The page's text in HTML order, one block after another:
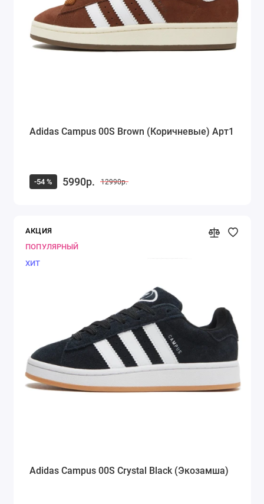
Кроссовки Saucony
Кроссовки Puma
Adidas Campus 00S Brown (Коричневые) Арт1
-54 % 5990р. 12990р.
АКЦИЯ
ПОПУЛЯРНЫЙ
ХИТ
Adidas Campus 00S Crystal Black (Экозамша)